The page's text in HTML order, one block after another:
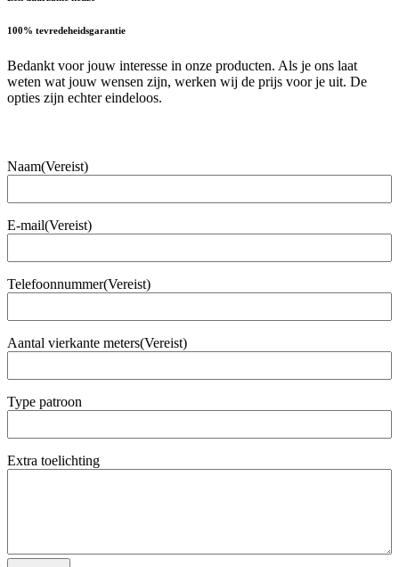
100% tevredeheidsgarantie
Bedankt voor jouw interesse in onze producten. Als je ons laat
weten wat jouw wensen zijn, werken wij de prijs voor je uit. De
opties zijn echter eindeloos.
Naam(Vereist)
E-mail(Vereist)
Telefoonnummer(Vereist)
Aantal vierkante meters(Vereist)
Type patroon
Extra toelichting